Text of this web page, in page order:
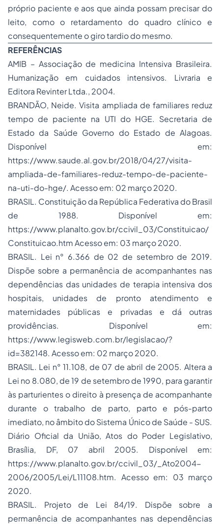
próprio paciente e aos que ainda possam precisar do
leito, como o retardamento do quadro clínico e
consequentemente o giro tardio do mesmo.
REFERÊNCIAS
AMIB – Associação de medicina Intensiva Brasileira.
Humanização em cuidados intensivos. Livraria e
Editora Revinter Ltda., 2004.
BRANDÃO, Neide. Visita ampliada de familiares reduz
tempo de paciente na UTI do HGE. Secretaria de
Estado da Saúde Governo do Estado de Alagoas.
Disponível em:
https://www.saude.al.gov.br/2018/04/27/visita-
ampliada-de-familiares-reduz-tempo-de-paciente-
na-uti-do-hge/. Acesso em: 02 março 2020.
BRASIL. Constituição da República Federativa do Brasil
de 1988. Disponível em:
https://www.planalto.gov.br/ccivil_03/Constituicao/
Constituicao.htm Acesso em: 03 março 2020.
BRASIL. Lei n° 6.366 de 02 de setembro de 2019.
Dispõe sobre a permanência de acompanhantes nas
dependências das unidades de terapia intensiva dos
hospitais, unidades de pronto atendimento e
maternidades públicas e privadas e dá outras
providências. Disponível em:
https://www.legisweb.com.br/legislacao/?
id=382148. Acesso em: 02 março 2020.
BRASIL. Lei n° 11.108, de 07 de abril de 2005. Altera a
Lei no 8.080, de 19 de setembro de 1990, para garantir
às parturientes o direito à presença de acompanhante
durante o trabalho de parto, parto e pós-parto
imediato, no âmbito do Sistema Único de Saúde - SUS.
Diário Oficial da União, Atos do Poder Legislativo,
Brasília, DF, 07 abril 2005. Disponível em:
https://www.planalto.gov.br/ccivil_03/_Ato2004-
2006/2005/Lei/L11108.htm. Acesso em: 03 março
2020.
BRASIL. Projeto de Lei 84/19. Dispõe sobre a
permanência de acompanhantes nas dependências